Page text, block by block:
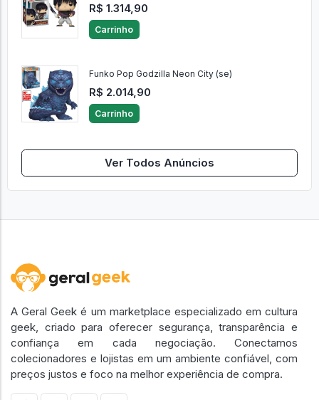
R$ 1.314,90
Carrinho
Funko Pop Godzilla Neon City (se)
R$ 2.014,90
Carrinho
Ver Todos Anúncios
A Geral Geek é um marketplace especializado em cultura
geek, criado para oferecer segurança, transparência e
confiança em cada negociação. Conectamos
colecionadores e lojistas em um ambiente confiável, com
preços justos e foco na melhor experiência de compra.